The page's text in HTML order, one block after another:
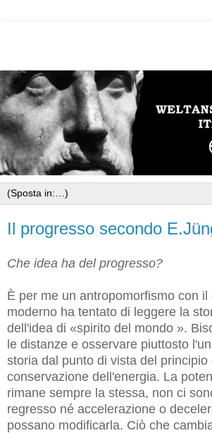
Il progresso secondo
Che idea ha del progresso?
È per me un antropomorfismo con il
moderno ha tentato di leggere la
dell'idea di «spirito del mondo ».
le distanze e osservare piuttosto
storia dal punto di vista del principio
conservazione dell'energia. La
rimane sempre la stessa, non ci
regresso né accelerazione o
possano modificarla. Ciò che